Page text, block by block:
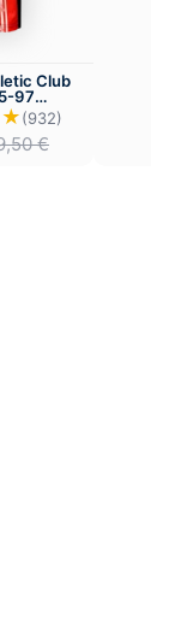
Club
97
Local
(932)
€